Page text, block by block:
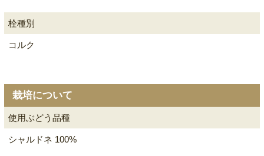
栓種別
コルク
栽培について
使用ぶどう品種
シャルドネ 100%